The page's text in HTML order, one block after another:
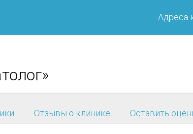
Адреса
Отзывы о клинике Оставить